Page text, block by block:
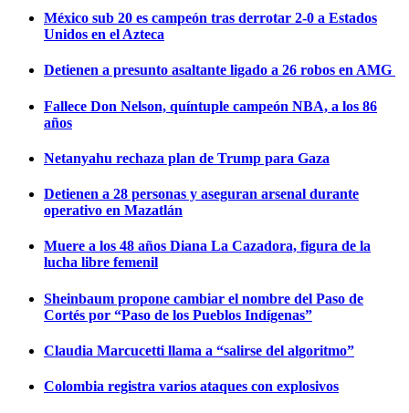
México sub 20 es campeón tras derrotar 2-0 a Estados
Unidos en el Azteca
Detienen a presunto asaltante ligado a 26 robos en AMG
Fallece Don Nelson, quíntuple campeón NBA, a los 86
años
Netanyahu rechaza plan de Trump para Gaza
Detienen a 28 personas y aseguran arsenal durante
operativo en Mazatlán
Muere a los 48 años Diana La Cazadora, figura de la
lucha libre femenil
Sheinbaum propone cambiar el nombre del Paso de
Cortés por “Paso de los Pueblos Indígenas”
Claudia Marcucetti llama a “salirse del algoritmo”
Colombia registra varios ataques con explosivos